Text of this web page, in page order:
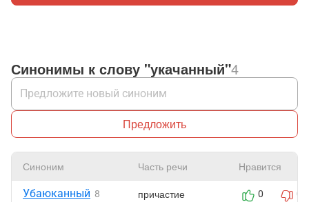
Синонимы к слову "укачанный"4
Предложить
Синоним Часть речи Нравится
Убаюканный 8 причастие 0 0